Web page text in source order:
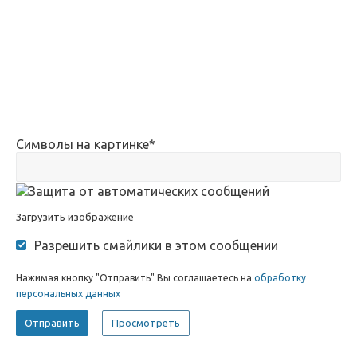
Символы на картинке*
Загрузить изображение
Разрешить смайлики в этом сообщении
Нажимая кнопку "Отправить" Вы соглашаетесь на обработку
персональных данных